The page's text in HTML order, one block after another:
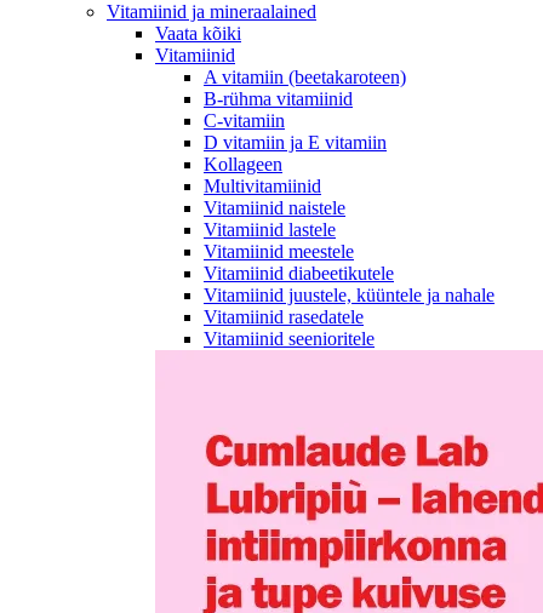
Vitamiinid ja mineraalained
Vaata kõiki
Vitamiinid
A vitamiin (beetakaroteen)
B-rühma vitamiinid
C-vitamiin
D vitamiin ja E vitamiin
Kollageen
Multivitamiinid
Vitamiinid naistele
Vitamiinid lastele
Vitamiinid meestele
Vitamiinid diabeetikutele
Vitamiinid juustele, küüntele ja nahale
Vitamiinid rasedatele
Vitamiinid seenioritele